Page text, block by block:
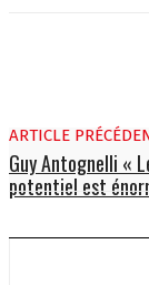
ARTICLE
Guy Antognelli «
potentiel est